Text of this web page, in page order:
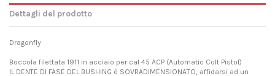
Dettagli del prodotto
Dragonfly
Boccola filettata 1911 in acciaio per cal 45 ACP (Automatic Colt Pistol)
IL DENTE DI FASE DEL BUSHING è SOVRADIMENSIONATO, affidarsi ad un